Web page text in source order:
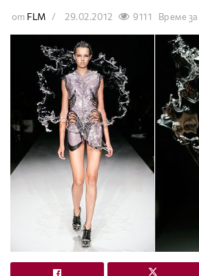
от FLM 29.02.2012 9111 Време